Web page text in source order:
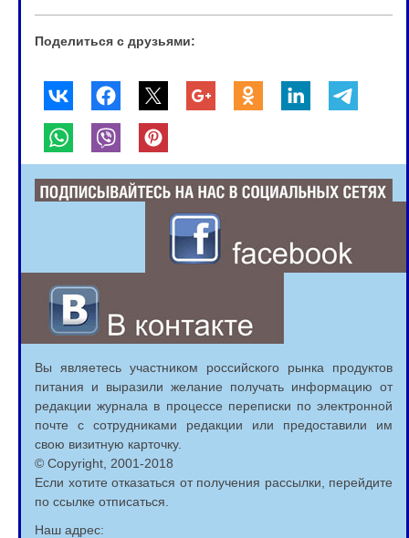
Поделиться с друзьями:
Вы являетесь участником российского рынка продуктов
питания и выразили желание получать информацию от
редакции журнала в процессе переписки по электронной
почте с сотрудниками редакции или предоставили им
свою визитную карточку.
© Copyright, 2001-2018
Если хотите отказаться от получения рассылки, перейдите
по ссылке отписаться.
Наш адрес: